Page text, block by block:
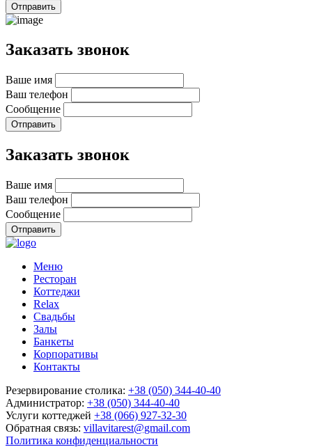
Отправить
Заказать звонок
Ваше имя
Ваш телефон
Сообщение
Отправить
Заказать звонок
Ваше имя
Ваш телефон
Сообщение
Отправить
Меню
Ресторан
Коттеджи
Relax
Свадьбы
Залы
Банкеты
Корпоративы
Контакты
Резервирование столика: +38 (050) 344-40-40
Администратор: +38 (050) 344-40-40
Услуги коттеджей +38 (066) 927-32-30
Обратная связь: villavitarest@gmail.com
Политика конфиденциальности